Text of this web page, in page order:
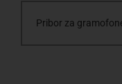
Pribor za